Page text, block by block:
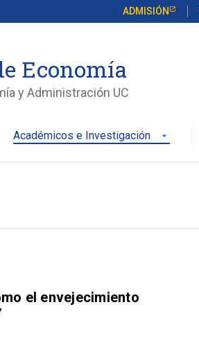
ADMISIÓN
Economía
y Administración UC
Académicos e Investigación arrow_drop_down
el envejecimiento